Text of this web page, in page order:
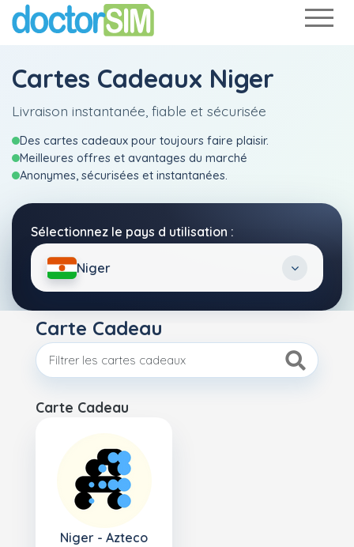
Cartes Cadeaux Niger
Livraison instantanée, fiable et sécurisée
Des cartes cadeaux pour toujours faire plaisir.
Meilleures offres et avantages du marché
Anonymes, sécurisées et instantanées.
Sélectionnez le pays d utilisation :
Niger
Carte Cadeau
Carte Cadeau
Niger - Azteco